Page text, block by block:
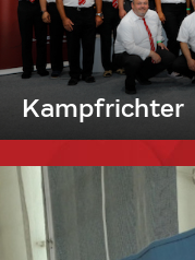
Kampfrichter